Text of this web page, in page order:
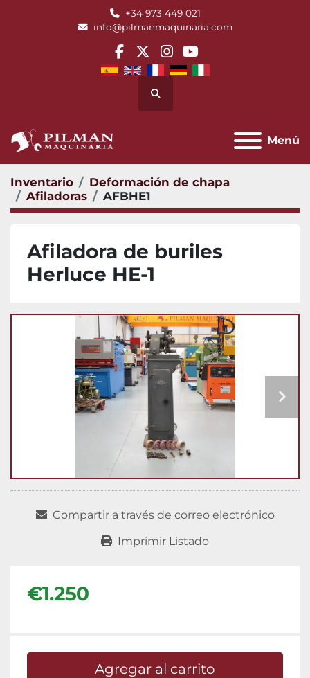
+34 973 449 021
info@pilmanmaquinaria.com
facebook
twitterinstagram
youtube
Buscar
Menú
Inventario
Deformación de chapa
Afiladoras
AFBHE1
Afiladora de buriles
Herluce HE-1
Compartir a través de correo electrónico
Imprimir Listado
€1.250
Agregar al carrito